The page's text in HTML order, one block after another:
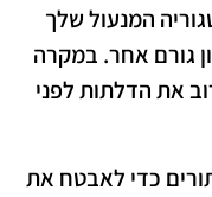
המנעול שלך
גורם אחר. במקרה
את הדלתות לפני
כדי לאבטח את